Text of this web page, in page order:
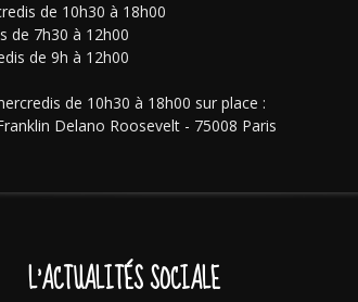
de 10h30 à 18h00
de 7h30 à 12h00
de 9h à 12h00
de 10h30 à 18h00 sur place :
Delano Roosevelt - 75008 Paris
L'ACTUALITÉS SOCIALE